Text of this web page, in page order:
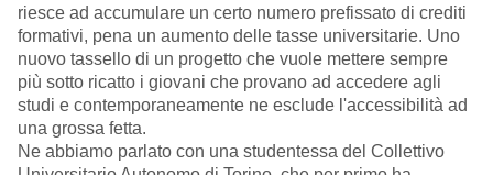
riesce ad accumulare un certo numero prefissato di crediti
formativi, pena un aumento delle tasse universitarie. Uno
nuovo tassello di un progetto che vuole mettere sempre
più sotto ricatto i giovani che provano ad accedere agli
studi e contemporaneamente ne esclude l'accessibilità ad
una grossa fetta.
Ne abbiamo parlato con una studentessa del Collettivo